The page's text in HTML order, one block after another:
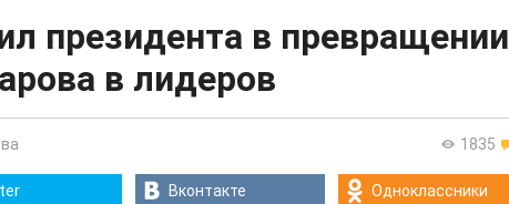
президента в превращении
в лидеров
1835
Вконтакте Одноклассники